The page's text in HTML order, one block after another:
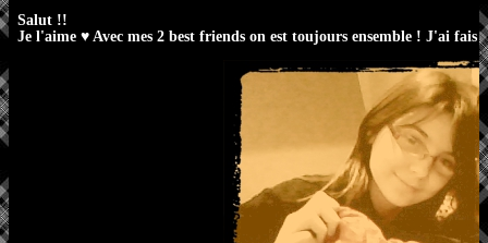
Salut !!
Je l'aime ♥ Avec mes 2 best friends on est toujours ensemble ! J'ai fais